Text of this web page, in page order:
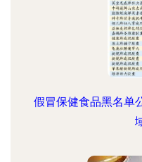
假冒保健食品黑名单